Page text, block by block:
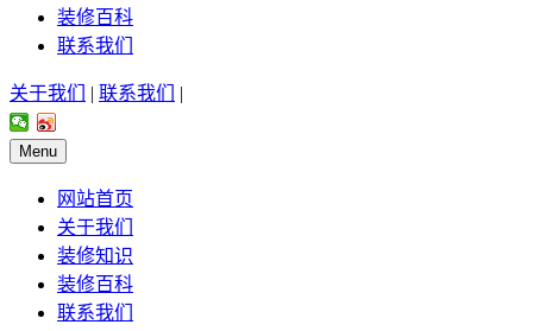
装修百科
联系我们
关于我们 | 联系我们 |
Menu
网站首页
关于我们
装修知识
装修百科
联系我们